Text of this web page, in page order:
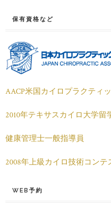
保有資格など
AACP米国カイロプラクティ
2010年テキサスカイロ大学留
健康管理士一般指導員
2008年上級カイロ技術コンテ
WEB予約